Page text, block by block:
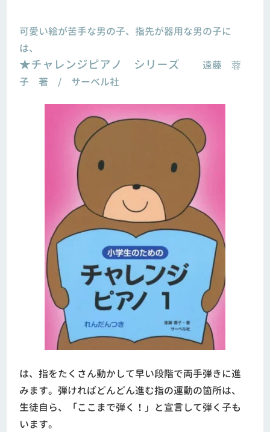
可愛い絵が苦手な男の子、指先が器用な男の子に
は、
★チャレンジピアノ シリーズ
遠藤 蓉
子 著 / サーベル社
は、指をたくさん動かして早い段階で両手弾きに進
みます。弾ければどんどん進む指の運動の箇所は、
生徒自ら、「ここまで弾く！」と宣言して弾く子も
います。